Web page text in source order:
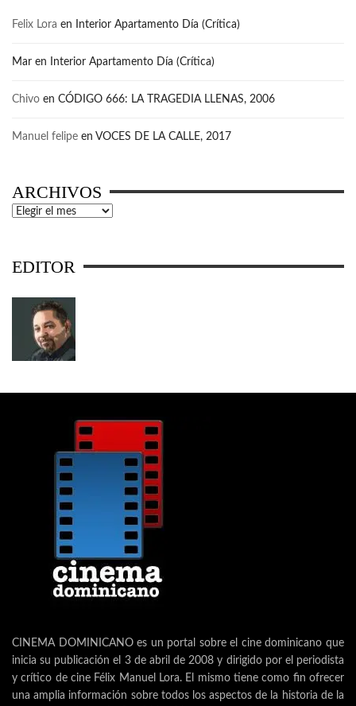
Felix Lora en Interior Apartamento Día (Crítica)
Mar en Interior Apartamento Día (Crítica)
Chivo en CÓDIGO 666: LA TRAGEDIA LLENAS, 2006
Manuel felipe en VOCES DE LA CALLE, 2017
ARCHIVOS
Archivos
EDITOR
CINEMA DOMINICANO es un portal sobre el cine dominicano que
inicia su publicación el 3 de abril de 2008 y dirigido por el periodista
y crítico de cine Félix Manuel Lora. El mismo tiene como fin ofrecer
una amplia información sobre todos los aspectos de la historia de la